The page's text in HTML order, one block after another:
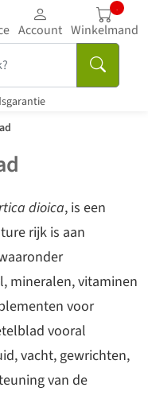
Account
..
Winkelmand
dioica, is een
rijk is aan
mineralen, vitaminen
voor
vooral
vacht, gewrichten,
van de